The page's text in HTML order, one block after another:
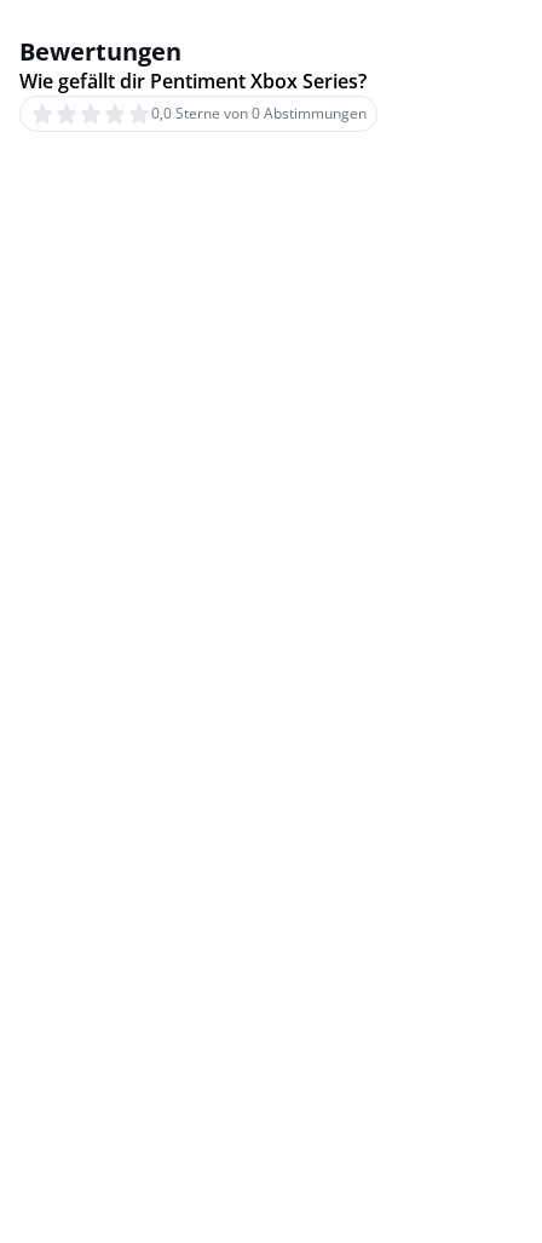
Bewertungen
Wie gefällt dir Pentiment Xbox Series?
0,0 Sterne von 0 Abstimmungen